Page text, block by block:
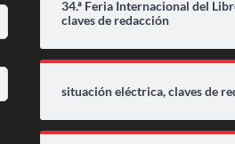
34.ª Feria Internacional del
claves de redacción
situación eléctrica, claves de